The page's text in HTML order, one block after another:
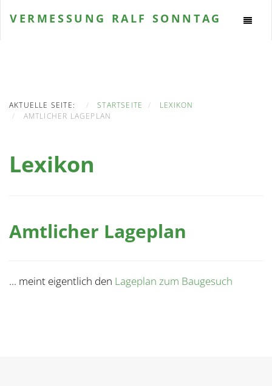
VERMESSUNG RALF SONNTAG
AKTUELLE SEITE: STARTSEITE
LEXIKON
AMTLICHER LAGEPLAN
Lexikon
Amtlicher Lageplan
... meint eigentlich den Lageplan zum Baugesuch